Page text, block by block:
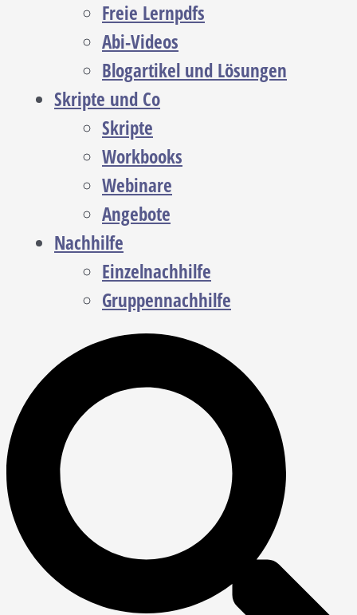
Freie Lernpdfs
Abi-Videos
Blogartikel und Lösungen
Skripte und Co
Skripte
Workbooks
Webinare
Angebote
Nachhilfe
Einzelnachhilfe
Gruppennachhilfe